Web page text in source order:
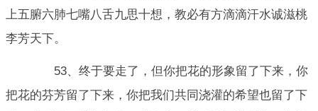
上五腑六肺七嘴八舌九思十想，教必有方滴滴汗水诚滋桃
李芳天下。
53、终于要走了，但你把花的形象留了下来，你
把花的芬芳留了下来，你把我们共同浇灌的希望也留了下